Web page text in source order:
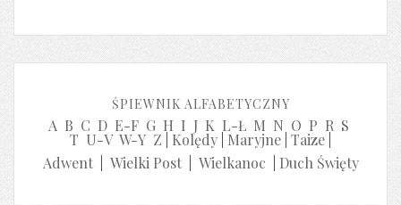
ŚPIEWNIK ALFABETYCZNY
A B C D E-F G H I J K L-Ł M N O P R S
T U-V W-Y Z Kolędy Maryjne Taize
Adwent| Wielki Post| Wielkanoc Duch Święty